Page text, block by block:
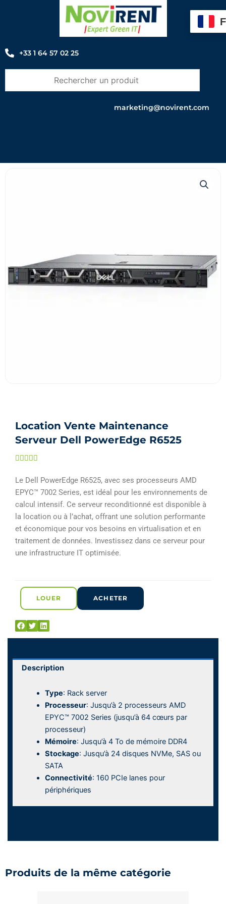
+33 1 64 57 02 25
marketing@novirent.com
Location Vente Maintenance
Serveur Dell PowerEdge R6525
    
sur
5
Le Dell PowerEdge R6525, avec ses processeurs AMD
EPYC™ 7002 Series, est idéal pour les environnements de
calcul intensif. Ce serveur reconditionné est disponible à
la location ou à l’achat, offrant une solution performante
et économique pour vos besoins en virtualisation et en
traitement de données. Investissez dans ce serveur pour
une infrastructure IT optimisée.
LOUER ACHETER
Description
Type: Rack server
Processeur: Jusqu’à 2 processeurs AMD
EPYC™ 7002 Series (jusqu’à 64 cœurs par
processeur)
Mémoire: Jusqu’à 4 To de mémoire DDR4
Stockage: Jusqu’à 24 disques NVMe, SAS ou
SATA
Connectivité: 160 PCIe lanes pour
périphériques
Produits de la même catégorie